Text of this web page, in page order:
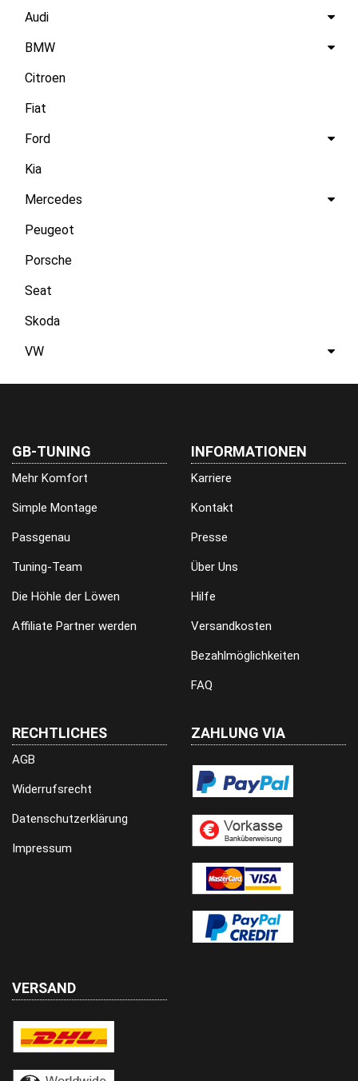
Audi
BMW
Citroen
Fiat
Ford
Kia
Mercedes
Peugeot
Porsche
Seat
Skoda
VW
GB-TUNING
Mehr Komfort
Simple Montage
Passgenau
Tuning-Team
Die Höhle der Löwen
Affiliate Partner werden
INFORMATIONEN
Karriere
Kontakt
Presse
Über Uns
Hilfe
Versandkosten
Bezahlmöglichkeiten
FAQ
RECHTLICHES
AGB
Widerrufsrecht
Datenschutzerklärung
Impressum
ZAHLUNG VIA
VERSAND